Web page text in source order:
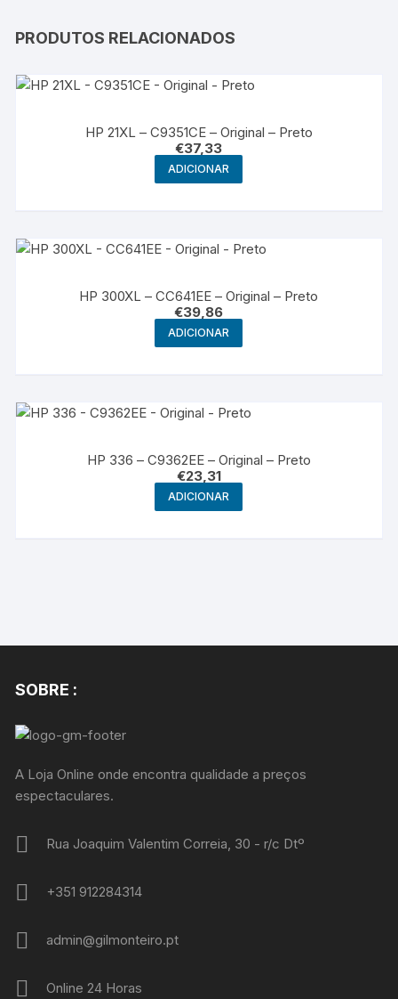
PRODUTOS RELACIONADOS
HP 21XL – C9351CE – Original – Preto
€37,33
ADICIONAR
HP 300XL – CC641EE – Original – Preto
€39,86
ADICIONAR
HP 336 – C9362EE – Original – Preto
€23,31
ADICIONAR
SOBRE :
A Loja Online onde encontra qualidade a preços
espectaculares.
Rua Joaquim Valentim Correia, 30 - r/c Dtº
+351 912284314
admin@gilmonteiro.pt
Online 24 Horas